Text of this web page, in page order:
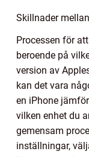
Skillnader
Processen för
beroende på
version av
kan det vara
en iPhone
vilken enhet du
gemensam
inställningar,